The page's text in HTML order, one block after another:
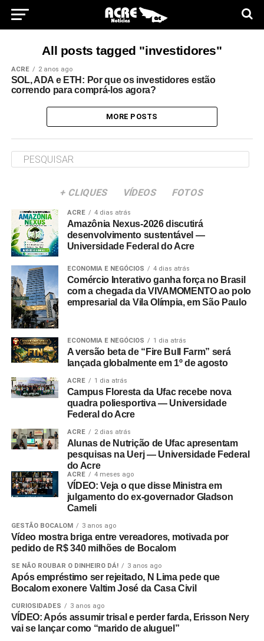
All posts tagged "investidores"
ACRE 2 anos ago
SOL, ADA e ETH: Por que os investidores estão
correndo para comprá-los agora?
MORE POSTS
+ CLIQUES VÍDEOS FOTOS
ACRE 4 dias atrás
Amazônia Nexus-2026 discutirá
desenvolvimento sustentável —
Universidade Federal do Acre
ECONOMIA E NEGÓCIOS 4 dias atrás
Comércio Interativo ganha força no Brasil
com a chegada da VIVAMOMENTO ao polo
empresarial da Vila Olímpia, em São Paulo
ECONOMIA E NEGÓCIOS 1 dia atrás
A versão beta de “Fire Bull Farm” será
lançada globalmente em 1º de agosto
ACRE 1 dia atrás
Campus Floresta da Ufac recebe nova
quadra poliesportiva — Universidade
Federal do Acre
ACRE 2 dias atrás
Alunas de Nutrição de Ufac apresentam
pesquisas na Uerj — Universidade Federal
do Acre
ACRE 4 meses ago
VÍDEO: Veja o que disse Ministra em
julgamento do ex-governador Gladson
Cameli
GESTÃO BOCALOM 3 anos ago
Vídeo mostra briga entre vereadores, motivada por
pedido de R$ 340 milhões de Bocalom
SE NÃO ROUBAR O DINHEIRO DÁ! 3 anos ago
Após empréstimo ser rejeitado, N Lima pede que
Bocalom exonere Valtim José da Casa Civil
CURIOSIDADES 3 anos ago
VÍDEO: Após assumir trisal e perder farda, Erisson Nery
vai se lançar como “marido de aluguel”